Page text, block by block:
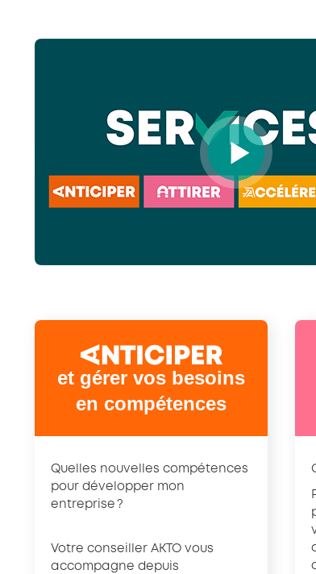
et gérer vos besoins
en compétences
Quelles nouvelles compétences
pour développer mon
entreprise ?
Votre conseiller AKTO vous
accompagne depuis